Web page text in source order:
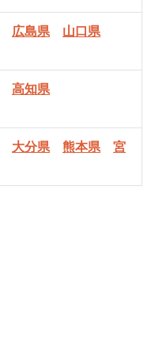
広島県 山口県
高知県
大分県 熊本県
宮